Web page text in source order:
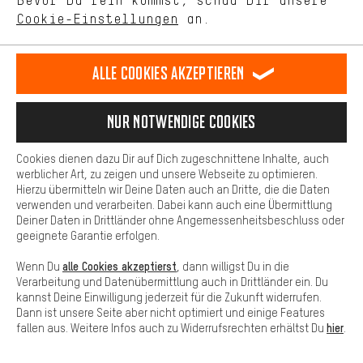
#DEINBIKEBRAUCHTDAS
SICHER EINKAUFEN
Cookie-Einstellungen an.
unseres Shop-Angebots.
Dein Shopping-Erlebnis wird komfortabler. Mit Komfort-Cookies
stellen wir Verknüpfungen zu Social Media Plattformen her. So
können wir dir weitere nützliche Inhalte und Informationen zur
Verfügung stellen. Zudem hast du die Möglichkeit zusätzliche
Services zu nutzen, die es dir erleichtern die richtigen Produkte zu
finden. Beispielsweise bieten wir eine Chat-Funktion an, damit
Fragen schnell und unkompliziert beantwortet werden können.
Basis
Basis-Cookies gewährleisten, dass Du unsere Webseite
grundsätzlich nutzen kannst.
Alle Cookies akzeptieren
Nur Notwendige Cookies
Cookies dienen dazu Dir auf Dich zugeschnittene Inhalte, auch
werblicher Art, zu zeigen und unsere Webseite zu optimieren.
Hierzu übermitteln wir Deine Daten auch an Dritte, die die Daten
verwenden und verarbeiten. Dabei kann auch eine Übermittlung
Deiner Daten in Drittländer ohne Angemessenheitsbeschluss oder
geeignete Garantie erfolgen.
Wenn Du alle Cookies akzeptierst , dann willigst Du in die
Verarbeitung und Datenübermittlung auch in Drittländer ein. Du
kannst Deine Einwilligung jederzeit für die Zukunft widerrufen.
Dann ist unsere Seite aber nicht optimiert und einige Features
fallen aus. Weitere Infos auch zu Widerrufsrechten erhältst Du hier